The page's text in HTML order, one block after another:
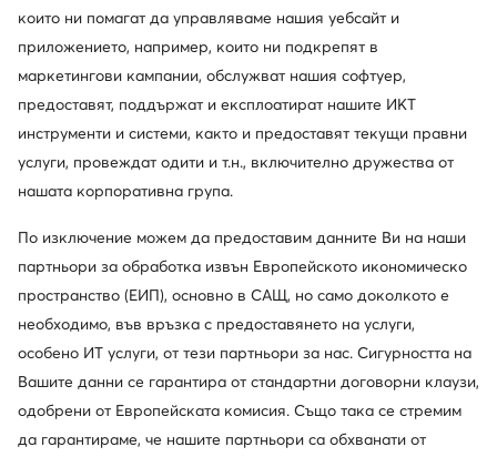
които ни помагат да управляваме нашия уебсайт и
приложението, например, които ни подкрепят в
маркетингови кампании, обслужват нашия софтуер,
предоставят, поддържат и експлоатират нашите ИКТ
инструменти и системи, както и предоставят текущи правни
услуги, провеждат одити и т.н., включително дружества от
нашата корпоративна група.
По изключение можем да предоставим данните Ви на наши
партньори за обработка извън Европейското икономическо
пространство (ЕИП), основно в САЩ, но само доколкото е
необходимо, във връзка с предоставянето на услуги,
особено ИТ услуги, от тези партньори за нас. Сигурността на
Вашите данни се гарантира от стандартни договорни клаузи,
одобрени от Европейската комисия. Също така се стремим
да гарантираме, че нашите партньори са обхванати от